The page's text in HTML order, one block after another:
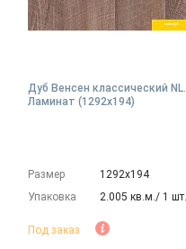
Дуб Венсен классический NL.
Ламинат (1292х194)
Размер
1292х194
Упаковка
2.005 кв.м./ 1 шт.
Под заказ